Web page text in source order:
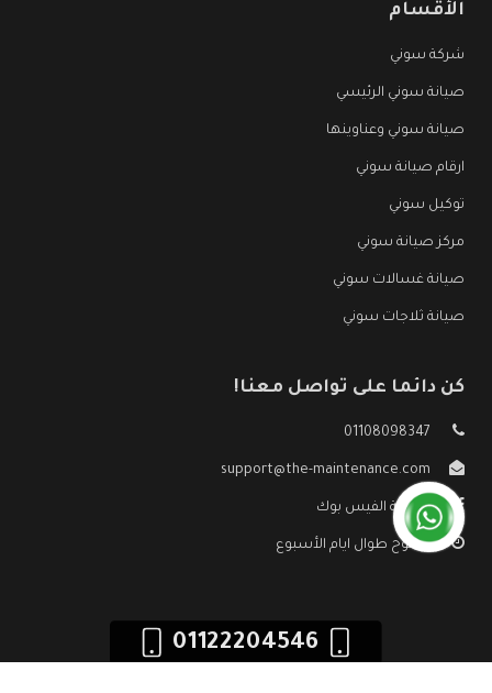
الأقسام
شركة سوني
صيانة سوني الرئيسي
صيانة سوني وعناوينها
ارقام صيانة سوني
توكيل سوني
مركز صيانة سوني
صيانة غسالات سوني
صيانة ثلاجات سوني
كن دائما على تواصل معنا!
01108098347
support@the-maintenance.com
صفحة الفيس بوك
مفتوح طوال ايام الأسبوع
01122204546